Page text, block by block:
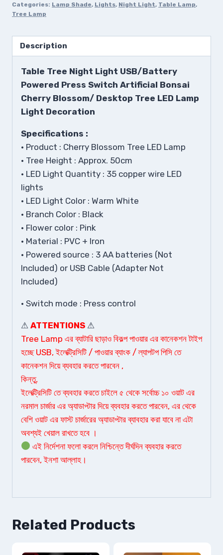
Categories: Lamp Shade, Lights, Night Light, Table Lamp,
Tree Lamp
Description
Table Tree Night Light USB/Battery
Powered Press Switch Artificial Bonsai
Cherry Blossom/ Desktop Tree LED Lamp
Light Decoration
Specifications :
• Product : Cherry Blossom Tree LED Lamp
• Tree Height : Approx. 50cm
• LED Light Quantity : 35 copper wire LED
lights
• LED Light Color : Warm White
• Branch Color : Black
• Flower color : Pink
• Material : PVC + Iron
• Powered source : 3 AA batteries (Not
Included) or USB Cable (Adapter Not
Included)
• Switch mode : Press control
⚠ ATTENTIONS ⚠
Tree Lamp এর ব্যাটারি ছাড়াও বিকল্প পাওয়ার এর কানেকশন টাইপ
হচ্ছে USB, ইলেক্ট্রিসিটি / পাওয়ার ব্যাংক / ল্যাপটপ পিসি তে
কানেকশন দিয়ে ব্যবহার করতে পারবেন ,
কিন্তু,
ইলেক্ট্রিসিটি তে ব্যবহার করতে চাইলে ৫ থেকে সর্বোচ্চ ১০ ওয়াট এর
নরমাল চার্জার এর অ্যাডাপ্টার দিয়ে ব্যবহার করতে পারবেন, এর থেকে
বেশি ওয়াট এর ফাস্ট চার্জারের অ্যাডাপ্টার ব্যাবহার করা যাবে না এটা
অবশ্যই খেয়াল রাখতে হবে ।
এই নির্দেশনা ফলো করলে নিশ্চিন্তে দীর্ঘদিন ব্যবহার করতে
পারবেন, ইনশা আল্লাহ।
Related Products